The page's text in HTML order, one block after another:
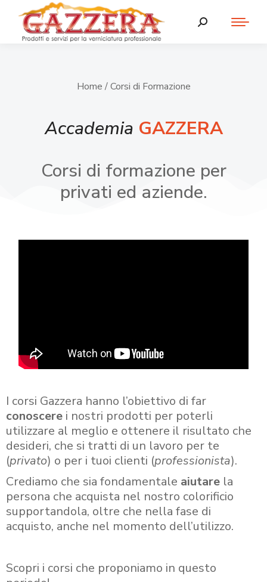
Home / Corsi di Formazione
Accademia GAZZERA
Corsi di formazione per
privati ed aziende.
I corsi Gazzera hanno l’obiettivo di far
conoscere i nostri prodotti per poterli
utilizzare al meglio e ottenere il risultato che
desideri, che si tratti di un lavoro per te
(privato) o per i tuoi clienti (professionista).
Crediamo che sia fondamentale aiutare la
persona che acquista nel nostro colorificio
supportandola, oltre che nella fase di
acquisto, anche nel momento dell’utilizzo.
Scopri i corsi che proponiamo in questo